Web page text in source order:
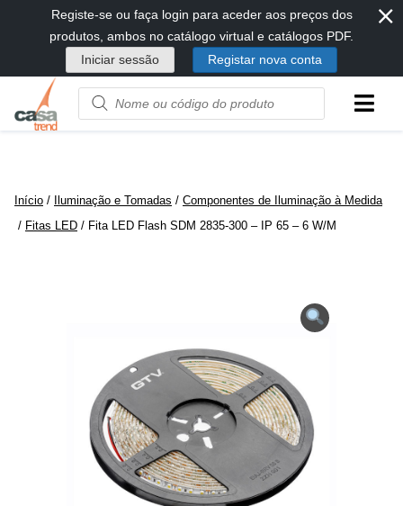
diretamente
conteúdo
Registe-se ou faça login para aceder aos preços dos
produtos, ambos no catálogo virtual e catálogos PDF.
Iniciar sessão
Registar nova conta
⨯
Product
name
Início / Iluminação e Tomadas / Componentes de Iluminação à Medida
/ Fitas LED / Fita LED Flash SDM 2835-300 – IP 65 – 6 W/M